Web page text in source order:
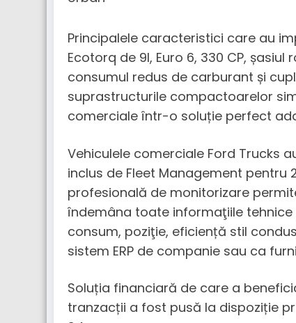
Principalele caracteristici care au
Ecotorq de 9l, Euro 6, 330 CP,
consumul redus de carburant și
suprastructurile compactoarelor
comerciale într-o soluție perfect
Vehiculele comerciale Ford Trucks
inclus de Fleet Management
profesională de monitorizare
îndemâna toate informaţiile
consum, poziţie, eficiență stil
sistem ERP de companie sau ca
Soluția financiară de care a
tranzacții a fost pusă la dispoziție